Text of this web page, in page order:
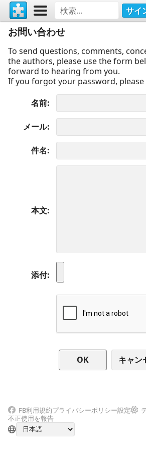
サイ
お問い合わせ
To send questions, comments,
the authors, please use the form
forward to hearing from you.
If you forgot your password, please
名前
メール
件名
本文
添付
キャン
FB利用規約プライバシーポリシー設定
不正使用を報告